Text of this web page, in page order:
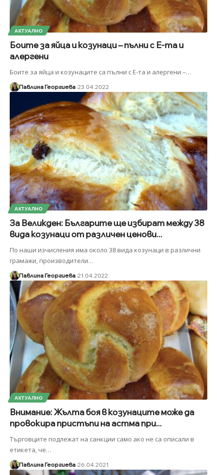
АКТУАЛНО
Боите за яйца и козунаци – пълни с Е-та и
алергени
Боите за яйца и козунаците са пълни с Е-та и алергени –…
Павлина Георгиева 23.04.2022
АКТУАЛНО
За Великден: Българите ще избират между 38
вида козунаци от различен ценови...
По наши изчисления има около 38 вида козунаци в различни
грамажи, производители…
Павлина Георгиева 21.04.2022
АКТУАЛНО
Внимание: Жълта боя в козунаците може да
провокира пристъпи на астма при...
Търговците подлежат на санкции само ако не са описали в
етикета, че…
Павлина Георгиева 26.04.2021